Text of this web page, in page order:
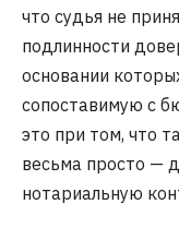
что судья не
подлинности
основании
сопоставимую с
это при том, что
весьма просто —
нотариальную